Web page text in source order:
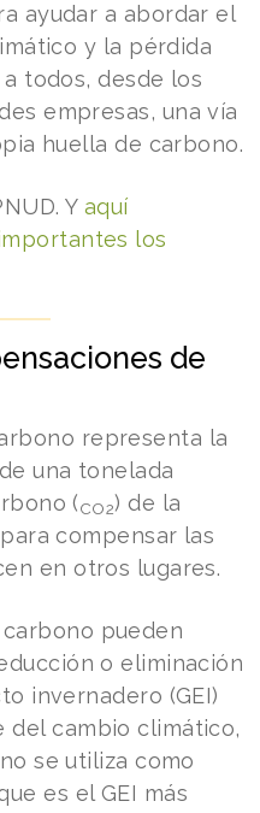
ayudar a abordar el
y la pérdida
todos, desde los
empresas, una vía
huella de carbono.
Y aquí
los
de
representa la
una tonelada
(CO2) de la
compensar las
en otros lugares.
pueden
o eliminación
invernadero (GEI)
del cambio climático,
se utiliza como
es el GEI más